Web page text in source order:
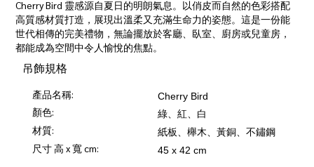
Cherry Bird 靈感源自夏日的明朗氣息。以俏皮而自然的色彩搭配
高質感材質打造，展現出溫柔又充滿生命力的姿態。這是一份能
世代相傳的完美禮物，無論擺放於客廳、臥室、廚房或兒童房，
都能成為空間中令人愉悅的焦點。
吊飾規格
產品名稱: Cherry Bird
顏色: 綠、紅、白
材質: 紙板、櫸木、黃銅、不鏽鋼
尺寸 高 x 寬 cm: 45 x 42 cm